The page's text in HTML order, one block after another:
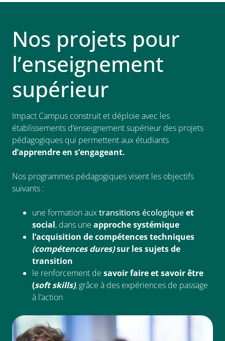
Nos projets pour
l’enseignement
supérieur
Impact Campus construit et déploie avec les
établissements d’enseignement supérieur des projets
pédagogiques qui permettent aux étudiants
d’apprendre en s’engageant.
Nos programmes pédagogiques visent les objectifs
suivants :
une formation auxtransitions écologiqueet
social, dans une approche systémique
l’acquisition de compétences techniques
(compétences dures)sur les sujets de
transition
le renforcement de savoir faire et savoir être
(soft skills), grâce à des expériences de passage
à l’action